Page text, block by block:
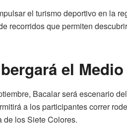
el turismo deportivo en la
recorridos que permiten
el
Bacalar será escenario
a los participantes correr
de los Siete Colores.